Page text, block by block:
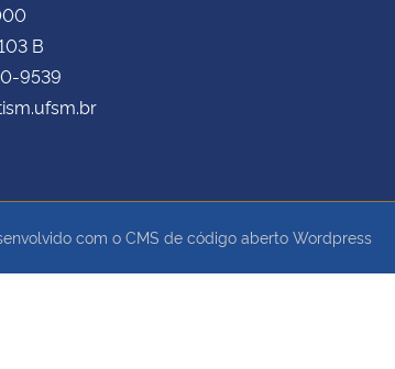
B
9539
com o CMS de código aberto Wordpress